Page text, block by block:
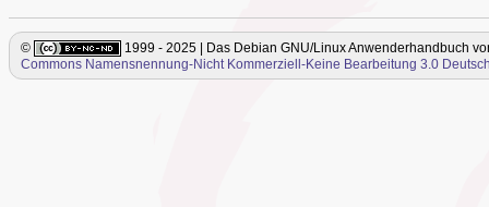
© 1999 - 2025 | Das Debian GNU/Linux Anwenderhandbuch
Commons Namensnennung-Nicht Kommerziell-Keine Bearbeitung 3.0